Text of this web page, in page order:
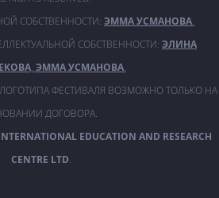
СОБСТВЕННОСТИ: ЭММА УСМАНОВА.
СОБСТВЕННОСТИ: ЭЛИНА
, ЭММА УСМАНОВА.
ФЕСТИВАЛЯ ВОЗМОЖНО ТОЛЬКО НА
ДОГОВОРА.
EDUCATION AND RESEARCH
CENTRE LTD.